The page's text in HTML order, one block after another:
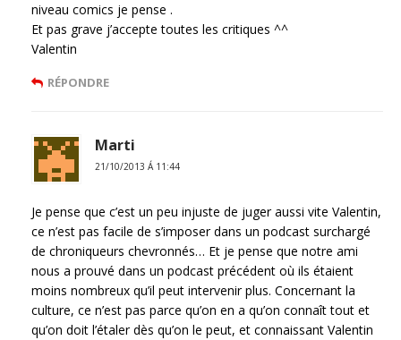
niveau comics je pense .
Et pas grave j’accepte toutes les critiques ^^
Valentin
RÉPONDRE
Marti
21/10/2013 Á 11:44
Je pense que c’est un peu injuste de juger aussi vite Valentin,
ce n’est pas facile de s’imposer dans un podcast surchargé
de chroniqueurs chevronnés… Et je pense que notre ami
nous a prouvé dans un podcast précédent où ils étaient
moins nombreux qu’il peut intervenir plus. Concernant la
culture, ce n’est pas parce qu’on en a qu’on connaît tout et
qu’on doit l’étaler dès qu’on le peut, et connaissant Valentin